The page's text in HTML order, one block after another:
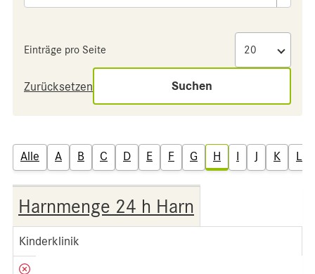
Einträge pro Seite
Zurücksetzen Suchen
Alle A B C D E F G H I J K L
Harnmenge 24 h Harn
Kinderklinik